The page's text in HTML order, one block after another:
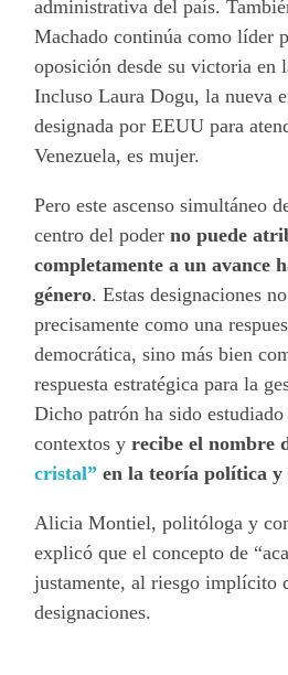
administrativa del país.
Machado continúa como líder
oposición desde su victoria en
Incluso Laura Dogu, la nueva
designada por EEUU para
Venezuela, es mujer.
Pero este ascenso simultáneo
centro del poderno puede
completamente a un avance
género. Estas designaciones
precisamente como una
democrática, sino más bien
respuesta estratégica para la
Dicho patrón ha sido
contextos yrecibe el nombre
cristal” en la teoría política y
Alicia Montiel, politóloga y
explicó que el concepto de
justamente, al riesgo implícito
designaciones.